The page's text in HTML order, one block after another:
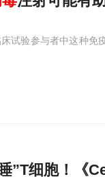
试验参与者中这种免
”T细胞！《